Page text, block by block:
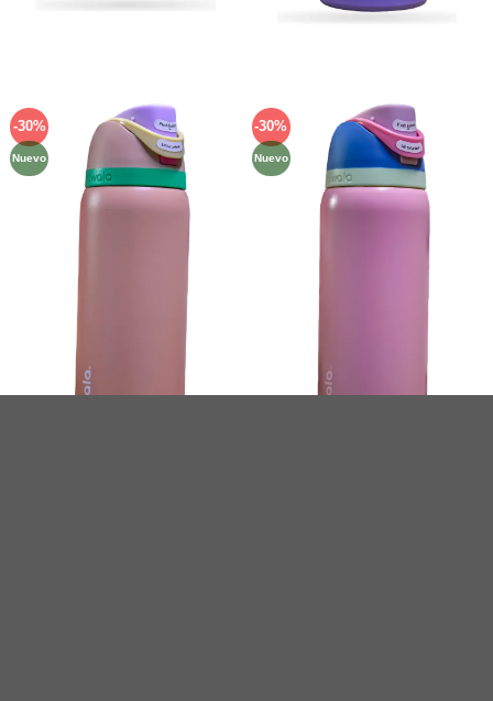
-30%
Nuevo
lista de
deseos
-30%
Nuevo
lista de
deseos